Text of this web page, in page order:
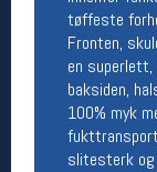
tøffeste
Fronten,
en superlett,
baksiden,
100% myk
slitesterk og
Magasinet
Man-Fredag: